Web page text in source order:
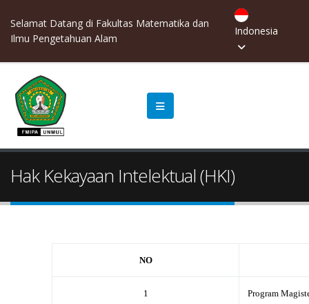
Selamat Datang di Fakultas Matematika dan
Ilmu Pengetahuan Alam
Indonesia
Hak Kekayaan Intelektual (HKI)
NO
1 Program